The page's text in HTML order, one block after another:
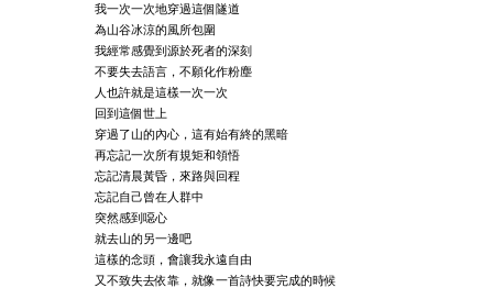
我一次一次地穿過這個隧道
為山谷冰涼的風所包圍
我經常感覺到源於死者的深刻
不要失去語言，不願化作粉塵
人也許就是這樣一次一次
回到這個世上
穿過了山的內心，這有始有終的黑暗
再忘記一次所有規矩和領悟
忘記清晨黃昏，來路與回程
忘記自己曾在人群中
突然感到噁心
就去山的另一邊吧
這樣的念頭，會讓我永遠自由
又不致失去依靠，就像一首詩快要完成的時候